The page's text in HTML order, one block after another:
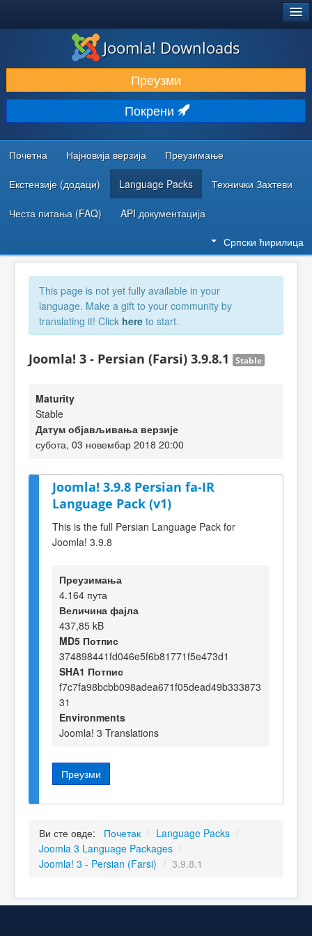
ПРЕУЗИМАЊЕ И ПРОШИРЕЊА (ЕКСТЕНЗИЈЕ)
ОТКРИЈТЕ И НАУЧИТЕ
ЗАЈЕДНИЦА И ПОДРШКА
РЕСУРСИ ЗА РАЗВОЈ
Joomla! Downloads
Преузми
Покрени
Почетна Најновија верзија Преузимање
Екстензије (додаци) Language Packs Технички Захтеви
Честа питања (FAQ) API документација
Српски ћирилица
This page is not yet fully available in your
language. Make a gift to your community by
translating it! Click here to start.
Joomla! 3 - Persian (Farsi) 3.9.8.1 Stable
Maturity
Stable
Датум објављивања верзије
субота, 03 новембар 2018 20:00
Joomla! 3.9.8 Persian fa-IR
Language Pack (v1)
This is the full Persian Language Pack for
Joomla! 3.9.8
Преузимања
4.164 пута
Величина фајла
437,85 kB
MD5 Потпис
374898441fd046e5f6b81771f5e473d1
SHA1 Потпис
f7c7fa98bcbb098adea671f05dead49b333873
31
Environments
Joomla! 3 Translations
Преузми
Ви сте овде: Почетак / Language Packs /
Joomla 3 Language Packages /
Joomla! 3 - Persian (Farsi) / 3.9.8.1